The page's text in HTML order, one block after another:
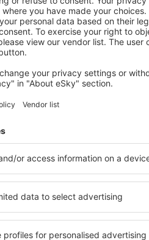
Zobrazit více